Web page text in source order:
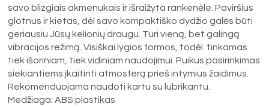
savo blizgiais akmenukais ir išraižyta rankenėle. Paviršius
glotnus ir kietas, dėl savo kompaktiško dydžio galės būti
geriausiu Jūsų kelionių draugu. Turi vieną, bet galingą
vibracijos režimą. Visiškai lygios formos, todėl tinkamas
tiek išoriniam, tiek vidiniam naudojimui. Puikus pasirinkimas
siekiantiems įkaitinti atmosferą prieš intymius žaidimus.
Rekomenduojama naudoti kartu su lubrikantu.
Medžiaga: ABS plastikas